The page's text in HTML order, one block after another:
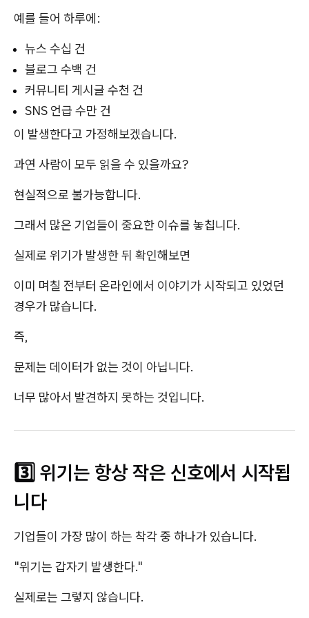
예를 들어 하루에:
뉴스 수십 건
블로그 수백 건
커뮤니티 게시글 수천 건
SNS 언급 수만 건
이 발생한다고 가정해보겠습니다.
과연 사람이 모두 읽을 수 있을까요?
현실적으로 불가능합니다.
그래서 많은 기업들이 중요한 이슈를 놓칩니다.
실제로 위기가 발생한 뒤 확인해보면
이미 며칠 전부터 온라인에서 이야기가 시작되고 있었던
경우가 많습니다.
즉,
문제는 데이터가 없는 것이 아닙니다.
너무 많아서 발견하지 못하는 것입니다.
3️⃣ 위기는 항상 작은 신호에서 시작됩
니다
기업들이 가장 많이 하는 착각 중 하나가 있습니다.
"위기는 갑자기 발생한다."
실제로는 그렇지 않습니다.